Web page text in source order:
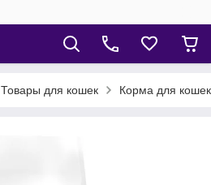
Товары для кошек Корма для кошек